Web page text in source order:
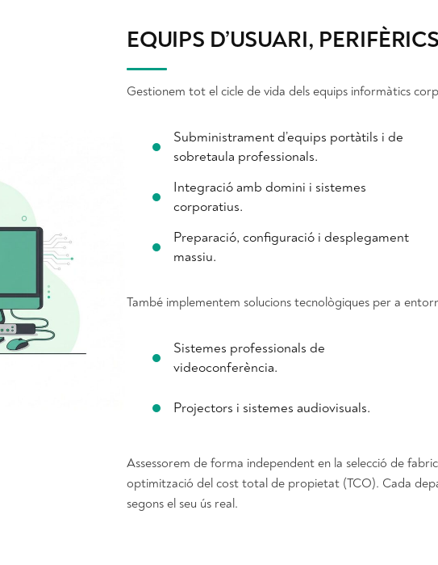
EQUIPS D’USUARI,
Gestionem tot el cicle de vida dels equips informàtics
Subministrament d’equips portàtils i de
sobretaula professionals.
Integració amb domini i sistemes
corporatius.
Preparació, configuració i desplegament
massiu.
També implementem solucions tecnològiques per a
Sistemes professionals de
videoconferència.
Projectors i sistemes audiovisuals.
Assessorem de forma independent en la selecció de
optimització del cost total de propietat (TCO). Cada
segons el seu ús real.